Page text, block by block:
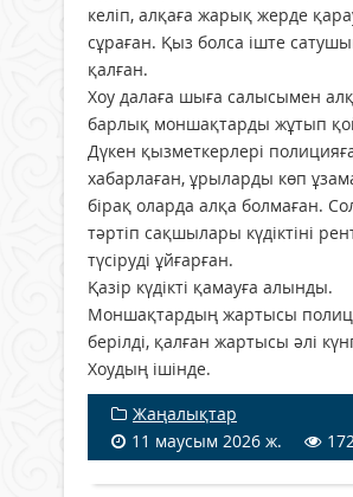
келіп, алқаға жарық жерде
сұраған. Қыз болса іште
қалған.
Хоу далаға шыға салысымен
барлық моншақтарды жұтып
Дүкен қызметкерлері
хабарлаған, ұрыларды көп
бірақ оларда алқа болмаған.
тәртіп сақшылары күдіктіні
түсіруді ұйғарған.
Қазір күдікті қамауға алынды.
Моншақтардың жартысы
берілді, қалған жартысы әлі
Хоудың ішінде.
Жаңалықтар
11 маусым 2026 ж.
172